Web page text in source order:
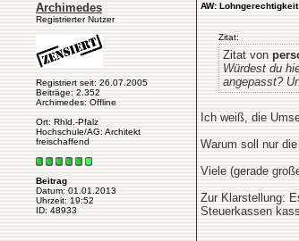
Archimedes
Registrierter Nutzer
Registriert seit: 26.07.2005
Beiträge: 2.352
Archimedes: Offline
Ort: Rhld.-Pfalz
Hochschule/AG: Architekt
freischaffend
Beitrag
Datum: 01.01.2013
Uhrzeit: 19:52
ID: 48933
AW:
Zitat:
Zitat von
Würdest du
angepasst?
Ich weiß, die
Warum soll nur
Viele (gerade
Zur Klarstellung:
Steuerkassen